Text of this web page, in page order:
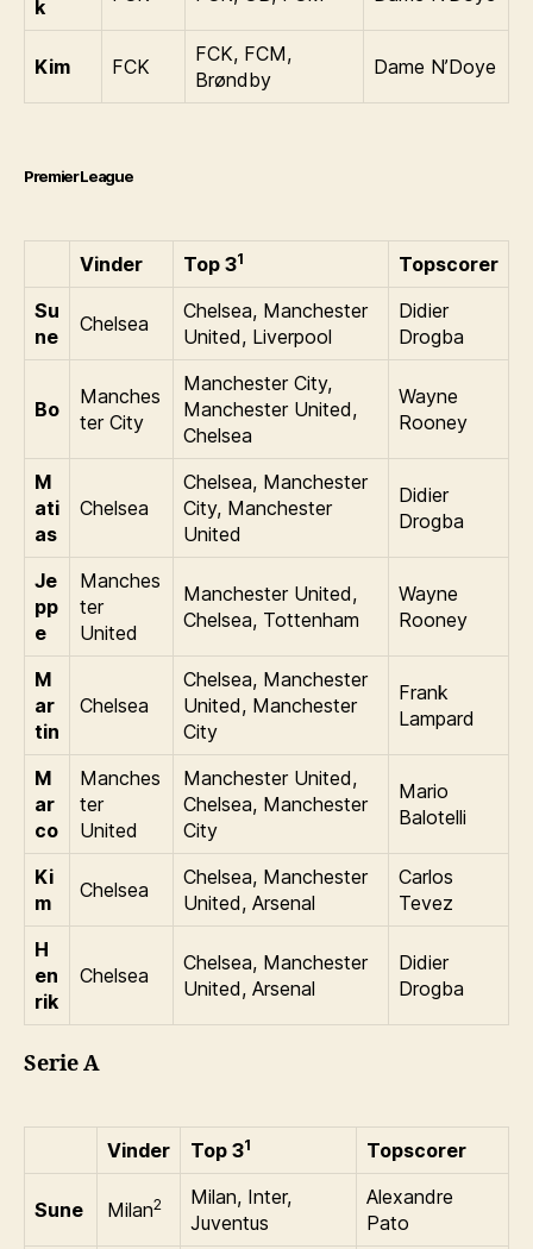
k
Kim FCK
FCK, FCM,
Brøndby
Dame N’Doye
Premier League
Vinder Top 31
Topscorer
Su
ne
Chelsea
Chelsea, Manchester
United, Liverpool
Didier
Drogba
Bo
Manches
ter City
Manchester City,
Manchester United,
Chelsea
Wayne
Rooney
M
ati
as
Chelsea
Chelsea, Manchester
City, Manchester
United
Didier
Drogba
Je
pp
e
Manches
ter
United
Manchester United,
Chelsea, Tottenham
Wayne
Rooney
M
ar
tin
Chelsea
Chelsea, Manchester
United, Manchester
City
Frank
Lampard
M
ar
co
Manches
ter
United
Manchester United,
Chelsea, Manchester
City
Mario
Balotelli
Ki
m
Chelsea
Chelsea, Manchester
United, Arsenal
Carlos
Tevez
H
en
rik
Chelsea
Chelsea, Manchester
United, Arsenal
Didier
Drogba
Serie A
Vinder Top 31 Topscorer
Sune Milan2
Milan, Inter,
Juventus
Alexandre
Pato